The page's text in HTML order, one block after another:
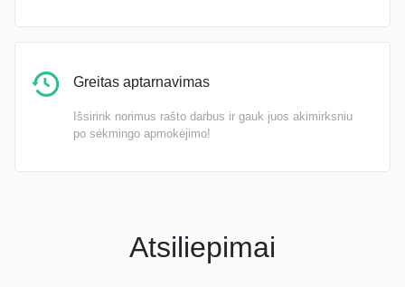
Greitas aptarnavimas
Išsirink norimus rašto darbus ir gauk juos akimirksniu
po sėkmingo apmokėjimo!
Atsiliepimai